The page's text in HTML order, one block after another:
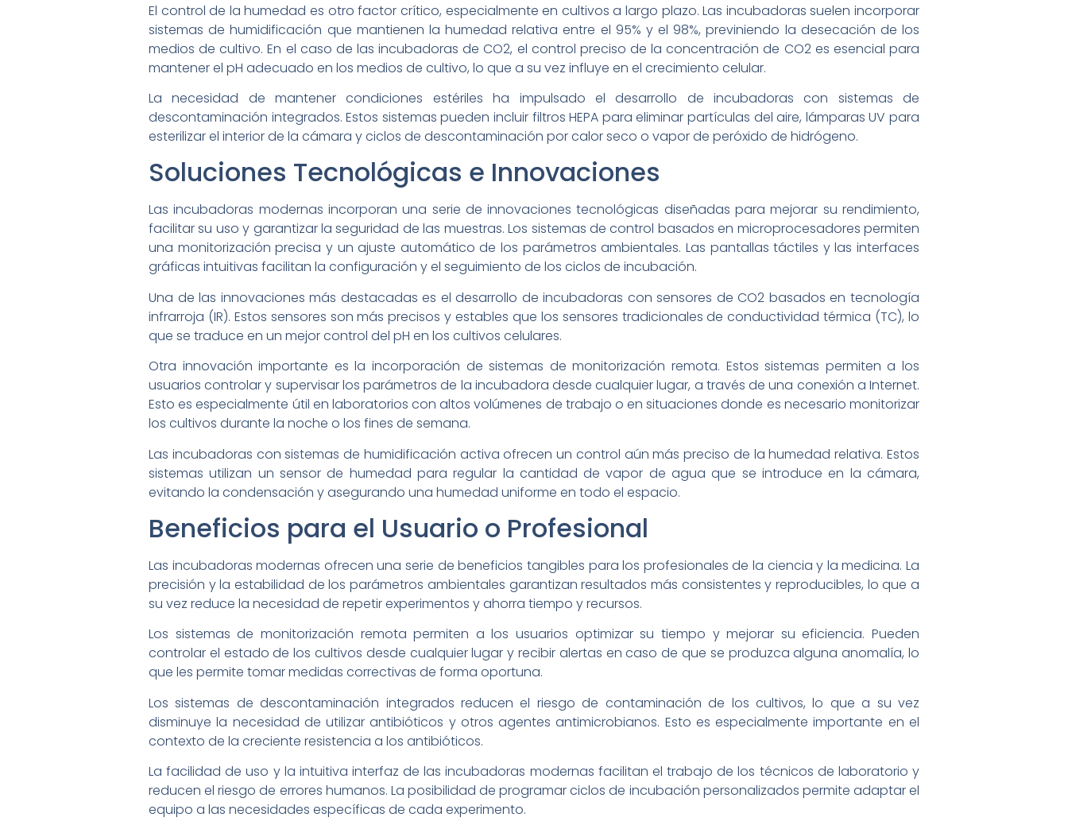
El control de la humedad es otro factor crítico, especialmente en cultivos a largo plazo. Las incubadoras suelen incorporar
sistemas de humidificación que mantienen la humedad relativa entre el 95% y el 98%, previniendo la desecación de los
medios de cultivo. En el caso de las incubadoras de CO2, el control preciso de la concentración de CO2 es esencial para
mantener el pH adecuado en los medios de cultivo, lo que a su vez influye en el crecimiento celular.
La necesidad de mantener condiciones estériles ha impulsado el desarrollo de incubadoras con sistemas de
descontaminación integrados. Estos sistemas pueden incluir filtros HEPA para eliminar partículas del aire, lámparas UV para
esterilizar el interior de la cámara y ciclos de descontaminación por calor seco o vapor de peróxido de hidrógeno.
Soluciones Tecnológicas e Innovaciones
Las incubadoras modernas incorporan una serie de innovaciones tecnológicas diseñadas para mejorar su rendimiento,
facilitar su uso y garantizar la seguridad de las muestras. Los sistemas de control basados en microprocesadores permiten
una monitorización precisa y un ajuste automático de los parámetros ambientales. Las pantallas táctiles y las interfaces
gráficas intuitivas facilitan la configuración y el seguimiento de los ciclos de incubación.
Una de las innovaciones más destacadas es el desarrollo de incubadoras con sensores de CO2 basados en tecnología
infrarroja (IR). Estos sensores son más precisos y estables que los sensores tradicionales de conductividad térmica (TC), lo
que se traduce en un mejor control del pH en los cultivos celulares.
Otra innovación importante es la incorporación de sistemas de monitorización remota. Estos sistemas permiten a los
usuarios controlar y supervisar los parámetros de la incubadora desde cualquier lugar, a través de una conexión a Internet.
Esto es especialmente útil en laboratorios con altos volúmenes de trabajo o en situaciones donde es necesario monitorizar
los cultivos durante la noche o los fines de semana.
Las incubadoras con sistemas de humidificación activa ofrecen un control aún más preciso de la humedad relativa. Estos
sistemas utilizan un sensor de humedad para regular la cantidad de vapor de agua que se introduce en la cámara,
evitando la condensación y asegurando una humedad uniforme en todo el espacio.
Beneficios para el Usuario o Profesional
Las incubadoras modernas ofrecen una serie de beneficios tangibles para los profesionales de la ciencia y la medicina. La
precisión y la estabilidad de los parámetros ambientales garantizan resultados más consistentes y reproducibles, lo que a
su vez reduce la necesidad de repetir experimentos y ahorra tiempo y recursos.
Los sistemas de monitorización remota permiten a los usuarios optimizar su tiempo y mejorar su eficiencia. Pueden
controlar el estado de los cultivos desde cualquier lugar y recibir alertas en caso de que se produzca alguna anomalía, lo
que les permite tomar medidas correctivas de forma oportuna.
Los sistemas de descontaminación integrados reducen el riesgo de contaminación de los cultivos, lo que a su vez
disminuye la necesidad de utilizar antibióticos y otros agentes antimicrobianos. Esto es especialmente importante en el
contexto de la creciente resistencia a los antibióticos.
La facilidad de uso y la intuitiva interfaz de las incubadoras modernas facilitan el trabajo de los técnicos de laboratorio y
reducen el riesgo de errores humanos. La posibilidad de programar ciclos de incubación personalizados permite adaptar el
equipo a las necesidades específicas de cada experimento.